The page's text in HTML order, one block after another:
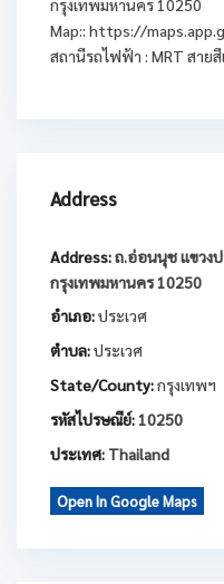
กรุงเทพมหานคร 10250
Map:: https://
สถานีรถไฟฟ้า : MRT สาย
Address
Address:ถ.อ่อนนุช แขวงป
กรุงเทพมหานคร 10250
อำเภอ:ประเวศ
ตำบล:ประเวศ
State/County:กรุงเทพฯ
รหัสไปรษณีย์: 10250
ประเทศ: Thailand
Open In Google Maps